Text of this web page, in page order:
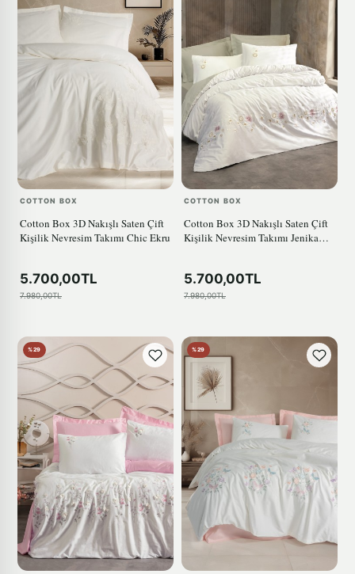
COTTON BOX
Cotton Box 3D Nakışlı Saten Çift
Kişilik Nevresim Takımı Chic Ekru
5.700,00TL
7.980,00TL
COTTON BOX
Cotton Box 3D Nakışlı Saten Çift
Kişilik Nevresim Takımı Jenika
5.700,00TL
7.980,00TL
%29 %29